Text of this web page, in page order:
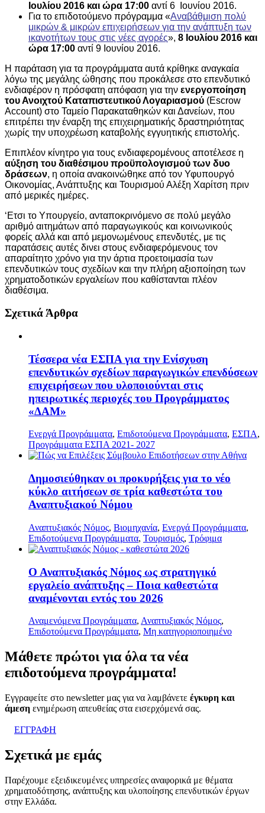
Ιουλίου 2016 και ώρα 17:00 αντί 6 Ιουνίου 2016.
Για το επιδοτούμενο πρόγραμμα «Αναβάθμιση πολύ
μικρών & μικρών επιχειρήσεων για την ανάπτυξη των
ικανοτήτων τους στις νέες αγορές», 8 Ιουλίου 2016 και
ώρα 17:00 αντί 9 Ιουνίου 2016.
Η παράταση για τα προγράμματα αυτά κρίθηκε αναγκαία
λόγω της μεγάλης ώθησης που προκάλεσε στο επενδυτικό
ενδιαφέρον η πρόσφατη απόφαση για την ενεργοποίηση
του Ανοιχτού Καταπιστευτικού Λογαριασμού (Escrow
Account) στο Ταμείο Παρακαταθηκών και Δανείων, που
επιτρέπει την έναρξη της επιχειρηματικής δραστηριότητας
χωρίς την υποχρέωση καταβολής εγγυητικής επιστολής.
Επιπλέον κίνητρο για τους ενδιαφερομένους αποτέλεσε η
αύξηση του διαθέσιμου προϋπολογισμού των δυο
δράσεων, η οποία ανακοινώθηκε από τον Υφυπουργό
Οικονομίας, Ανάπτυξης και Τουρισμού Αλέξη Χαρίτση πριν
από μερικές ημέρες.
‘Ετσι το Υπουργείο, ανταποκρινόμενο σε πολύ μεγάλο
αριθμό αιτημάτων από παραγωγικούς και κοινωνικούς
φορείς αλλά και από μεμονωμένους επενδυτές, με τις
παρατάσεις αυτές δινει στους ενδιαφερόμενους τον
απαραίτητο χρόνο για την άρτια προετοιμασία των
επενδυτικών τους σχεδίων και την πλήρη αξιοποίηση των
χρηματοδοτικών εργαλείων που καθίστανται πλέον
διαθέσιμα.
Σχετικά Άρθρα
Τέσσερα νέα ΕΣΠΑ για την Ενίσχυση
επενδυτικών σχεδίων παραγωγικών επενδύσεων
επιχειρήσεων που υλοποιούνται στις
ηπειρωτικές περιοχές του Προγράμματος
«ΔΑΜ»
Ενεργά Προγράμματα, Επιδοτούμενα Προγράμματα, ΕΣΠΑ,
Προγράμματα ΕΣΠΑ 2021- 2027
Δημοσιεύθηκαν οι προκυρήξεις για το νέο
κύκλο αιτήσεων σε τρία καθεστώτα του
Αναπτυξιακού Νόμου
Αναπτυξιακός Νόμος, Βιομηχανία, Ενεργά Προγράμματα,
Επιδοτούμενα Προγράμματα, Τουρισμός, Τρόφιμα
Ο Αναπτυξιακός Νόμος ως στρατηγικό
εργαλείο ανάπτυξης – Ποια καθεστώτα
αναμένονται εντός του 2026
Αναμενόμενα Προγράμματα, Αναπτυξιακός Νόμος,
Επιδοτούμενα Προγράμματα, Μη κατηγοριοποιημένο
Μάθετε πρώτοιγια όλα τα νέα
επιδοτούμενα προγράμματα!
Εγγραφείτε στο newsletter μας για να λαμβάνετε έγκυρη και
άμεση ενημέρωση απευθείας στα εισερχόμενά σας.
ΕΓΓΡΑΦΗ
Σχετικά με εμάς
Παρέχουμε εξειδικευμένες υπηρεσίες αναφορικά με θέματα
χρηματοδότησης, ανάπτυξης και υλοποίησης επενδυτικών έργων
στην Ελλάδα.